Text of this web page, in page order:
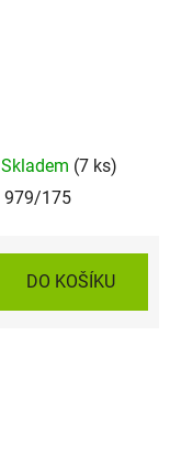
Skladem (7 ks)
979/175
DO KOŠÍKU